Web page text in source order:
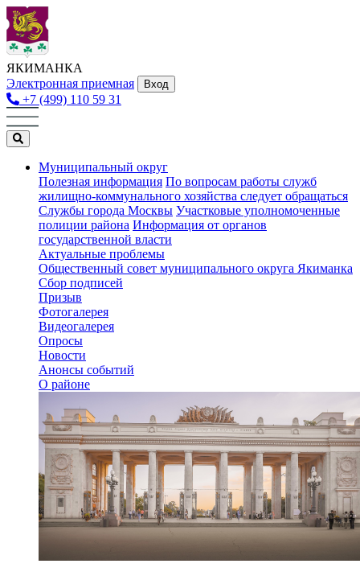
ЯКИМАНКА
Электронная приемная
Вход
+7 (499) 110 59 31
Муниципальный округ
Полезная информация По вопросам работы служб
жилищно-коммунального хозяйства следует обращаться
Службы города Москвы Участковые уполномоченные
полиции района Информация от органов
государственной власти
Актуальные проблемы
Общественный совет муниципального округа Якиманка
Сбор подписей
Призыв
Фотогалерея
Видеогалерея
Опросы
Новости
Анонсы событий
О районе